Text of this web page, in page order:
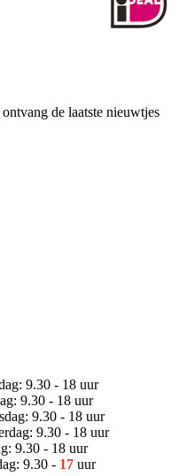
de laatste nieuwtjes
9.30 - 18 uur
9.30 - 18 uur
9.30 - 18 uur
9.30 - 18 uur
9.30 - 18 uur
9.30 - 17 uur